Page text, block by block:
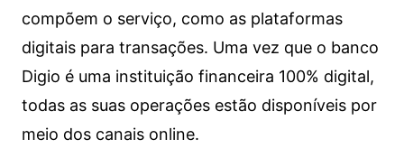
compõem o serviço, como as plataformas
digitais para transações. Uma vez que o banco
Digio é uma instituição financeira 100% digital,
todas as suas operações estão disponíveis por
meio dos canais online.